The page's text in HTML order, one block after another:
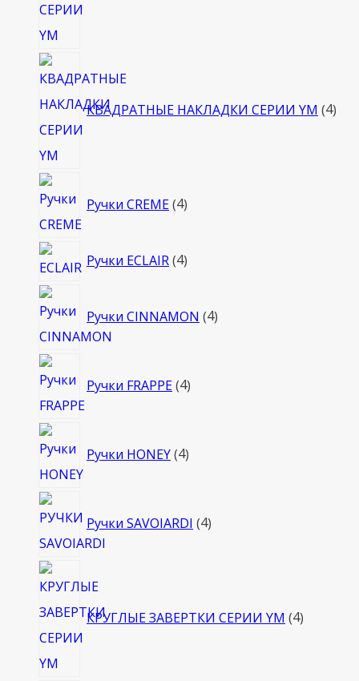
КВАДРАТНЫЕ НАКЛАДКИ СЕРИИ YM 4
Ручки CREME 4товара
Ручки ECLAIR 44
Ручки CINNAMON 4товара
Ручки FRAPPE 4товара
Ручки HONEY 4товара
Ручки SAVOIARDI 4товара
КРУГЛЫЕ ЗАВЕРТКИ СЕРИИ YM 4